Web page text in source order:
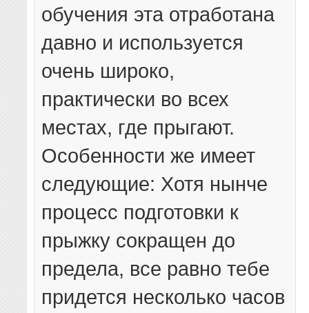
обучения эта отработана
давно и используется
очень широко,
практически во всех
местах, где прыгают.
Особенности же имеет
следующие: Хотя нынче
процесс подготовки к
прыжку сокращен до
предела, все равно тебе
придется несколько часов